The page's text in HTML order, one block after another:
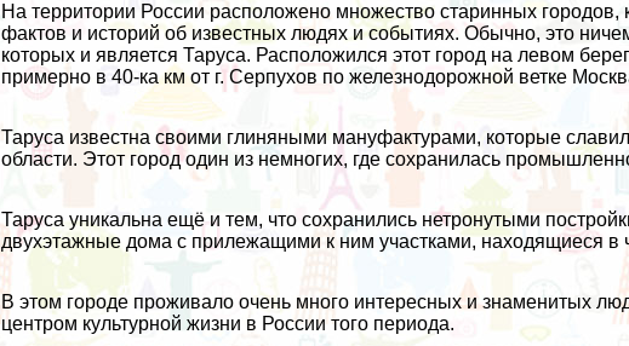
На территории России расположено множество старинных
фактов и историй об известных людях и событиях. Обычно, это
которых и является Таруса. Расположился этот город на левом
примерно в 40-ка км от г. Серпухов по железнодорожной ветке
Таруса известна своими глиняными мануфактурами, которые
области. Этот город один из немногих, где сохранилась
Таруса уникальна ещё и тем, что сохранились нетронутыми
двухэтажные дома с прилежащими к ним участками, находящиеся в
В этом городе проживало очень много интересных и знаменитых
центром культурной жизни в России того периода.